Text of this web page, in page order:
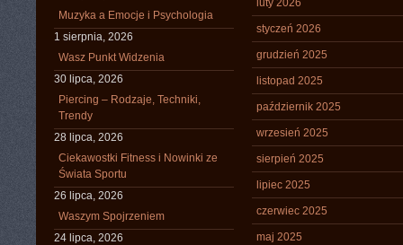
Muzyka a Emocje i Psychologia
1 sierpnia, 2026
Wasz Punkt Widzenia
30 lipca, 2026
Piercing – Rodzaje, Techniki,
Trendy
28 lipca, 2026
Ciekawostki Fitness i Nowinki ze
Świata Sportu
26 lipca, 2026
Waszym Spojrzeniem
24 lipca, 2026
luty 2026
styczeń 2026
grudzień 2025
listopad 2025
październik 2025
wrzesień 2025
sierpień 2025
lipiec 2025
czerwiec 2025
maj 2025